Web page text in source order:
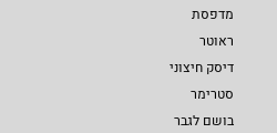
מדפסת
ראוטר
דיסק חיצוני
סטרימר
בושם לגבר